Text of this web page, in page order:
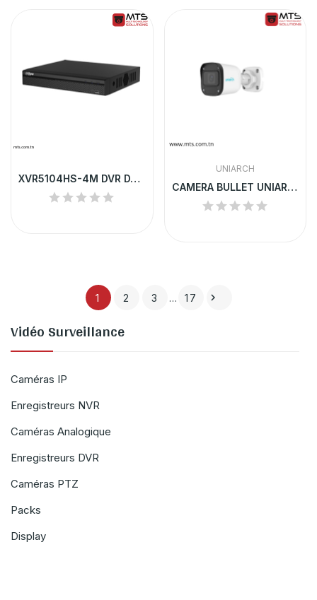
Vidéo Surveillance
Caméras IP
Enregistreurs NVR
Caméras Analogique
Enregistreurs DVR
Caméras PTZ
Packs
Display
XVR5104HS-4M DVR DAHUA 4 CHANNEL H.264/H.264+
UNIARCH
CAMERA BULLET UNIARCH IP 2MP IR30 AUDIO
1 2 3 … 17 